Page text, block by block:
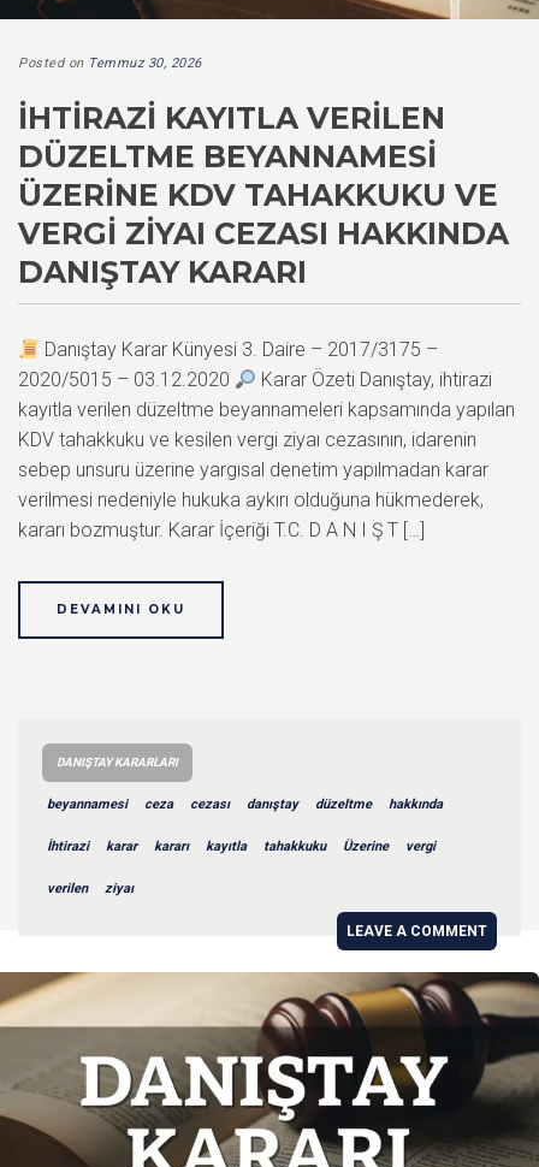
Posted on Temmuz 30, 2026
İHTIRAZI KAYITLA VERILEN
DÜZELTME BEYANNAMESI
ÜZERINE KDV TAHAKKUKU VE
VERGI ZIYAI CEZASI HAKKINDA
DANIŞTAY KARARI
Danıştay Karar Künyesi 3. Daire – 2017/3175 –
2020/5015 – 03.12.2020
Karar Özeti Danıştay, ihtirazi
kayıtla verilen düzeltme beyannameleri kapsamında yapılan
KDV tahakkuku ve kesilen vergi ziyaı cezasının, idarenin
sebep unsuru üzerine yargısal denetim yapılmadan karar
verilmesi nedeniyle hukuka aykırı olduğuna hükmederek,
kararı bozmuştur. Karar İçeriği T.C. D A N I Ş T […]
DEVAMINI OKU
DANIŞTAY KARARLARI
beyannamesi ceza cezası danıştay düzeltme hakkında
İhtirazi karar kararı kayıtla tahakkuku Üzerine vergi
verilen ziyaı
LEAVE A COMMENT